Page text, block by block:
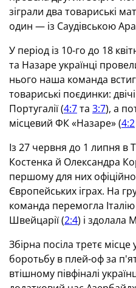
зіграли два товариські
один — із Саудівською
У період із 10-го до 18
та Назаре українці
нього наша команда
товариські поєдинки:
Португалії (4:7та 3:7), а
місцевий ФК «Назаре» (4:2
Із 27 червня до 1 липня в
Костенка й Олександра
першому для них
Європейських іграх. На
команда перемогла Італію
Швейцарії (2:4) і здолала
Збірна посіла третє місце
боротьбу в плей-оф за
втішному півфіналі